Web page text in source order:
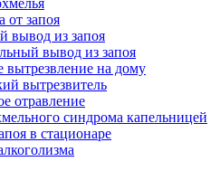
от запоя
вывод из запоя
вывод из запоя
на дому
вытрезвитель
отравление
синдрома капельницей
в стационаре